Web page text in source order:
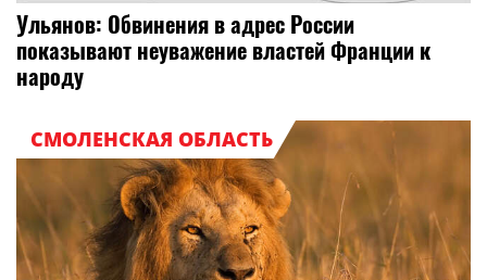
Ульянов: Обвинения в адрес России
показывают неуважение властей Франции к
народу
СМОЛЕНСКАЯ ОБЛАСТЬ